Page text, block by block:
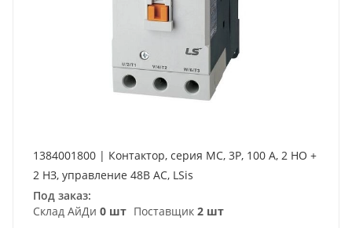
1384001800 | Контактор, серия MC, 3P, 100 А, 2 НО +
2 НЗ, управление 48В AC, LSis
Под заказ:
Склад АйДи 0 шт Поставщик 2 шт